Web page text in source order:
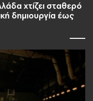
χτίζει σταθερό
δημιουργία έως